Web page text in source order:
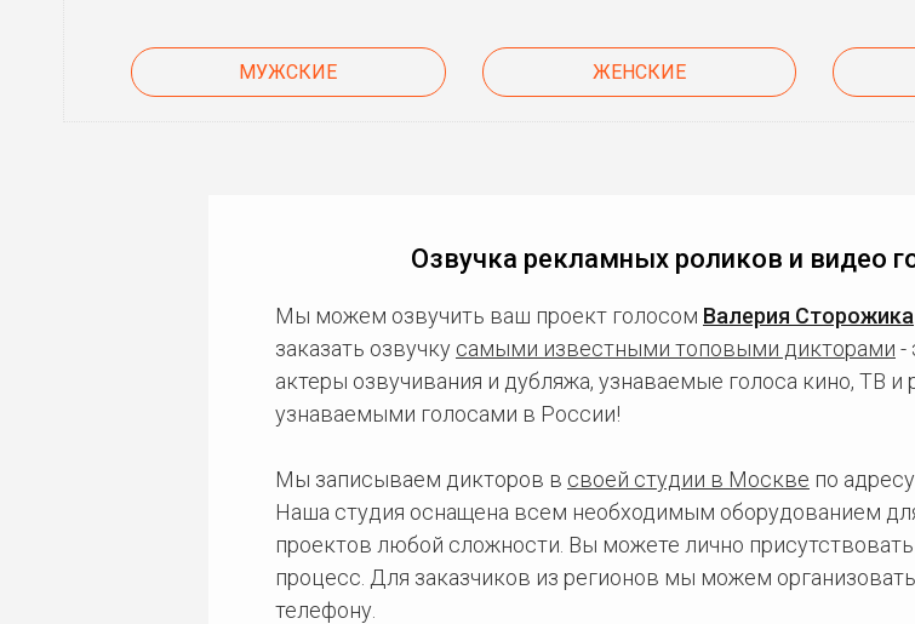
МУЖСКИЕ ЖЕНСКИЕ
Озвучка рекламных роликов и видео
Мы можем озвучить ваш проект голосом Валерия Сторожика
заказать озвучку самыми известными топовыми дикторами -
актеры озвучивания и дубляжа, узнаваемые голоса кино, ТВ
узнаваемыми голосами в России!
Мы записываем дикторов в своей студии в Москве по
Наша студия оснащена всем необходимым оборудованием
проектов любой сложности. Вы можете лично
процесс. Для заказчиков из регионов мы можем
телефону.